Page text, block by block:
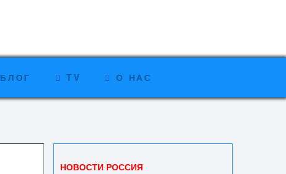
БЛОГ TV О НАС
НОВОСТИ РОССИЯ